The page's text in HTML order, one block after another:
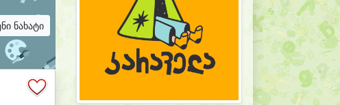
ნახატი